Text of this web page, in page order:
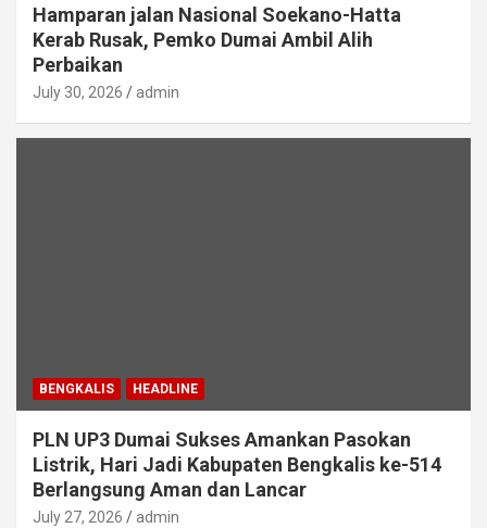
Hamparan jalan Nasional Soekano-Hatta
Kerab Rusak, Pemko Dumai Ambil Alih
Perbaikan
July 30, 2026 admin
BENGKALIS HEADLINE
PLN UP3 Dumai Sukses Amankan Pasokan
Listrik, Hari Jadi Kabupaten Bengkalis ke-514
Berlangsung Aman dan Lancar
July 27, 2026 admin